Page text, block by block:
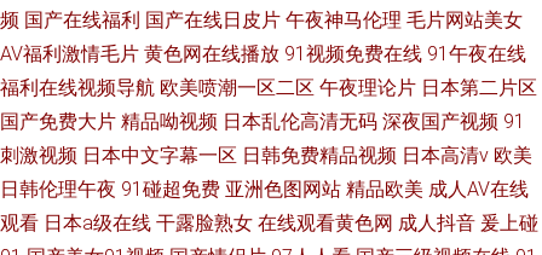
频 国产在线福利 国产在线日皮片 午夜神马伦理 毛片网站美女
AV福利激情毛片 黄色网在线播放 91视频免费在线 91午夜在线
福利在线视频导航 欧美喷潮一区二区 午夜理论片 日本第二片区
国产免费大片 精品呦视频 日本乱伦高清无码 深夜国产视频 91
刺激视频 日本中文字幕一区 日韩免费精品视频 日本高清v 欧美
日韩伦理午夜 91碰超免费 亚洲色图网站 精品欧美 成人AV在线
观看 日本a级在线 干露脸熟女 在线观看黄色网 成人抖音 爰上碰